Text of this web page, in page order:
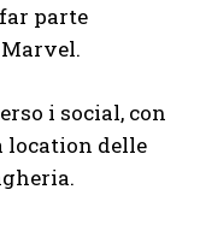
parte
i social, con
location delle